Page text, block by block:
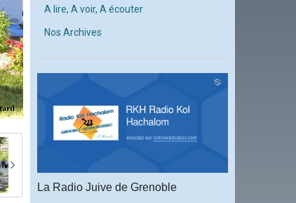
A lire, A voir, A écouter
Nos Archives
La Radio Juive de Grenoble